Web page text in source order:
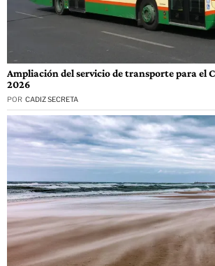
Ampliación del servicio de transporte para el
2026
POR CADIZ SECRETA